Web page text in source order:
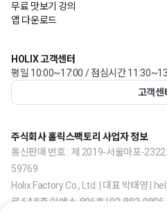
무료 맛보기 강의
앱 다운로드
HOLIX 고객센터
평일 10:00~17:00 / 점심시간
고객센
주식회사 홀릭스팩토리 사업자 정보
통신판매 번호 : 제 2019-서울마포-
59769
Holix Factory Co., Ltd. | 대표 박태영 |
로 64 8층 이에스-806호 | 02-883-0806